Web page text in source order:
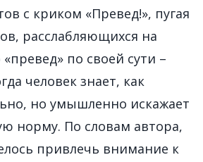
с криком «Превед!», пугая
расслабляющихся на
по своей сути –
человек знает, как
но умышленно искажает
норму. По словам автора,
привлечь внимание к